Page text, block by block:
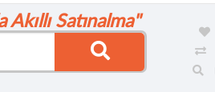
Akıllı Satınalma"